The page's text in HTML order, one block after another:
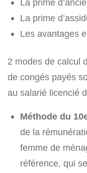
La prime
La prime
Les avantages
2 modes de calcul
de congés payés
au salarié licencié
Méthode du
de la
femme de
référence, qui